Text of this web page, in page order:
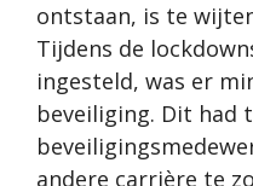
ontstaan, is te
Tijdens de
ingesteld, was er
beveiliging. Dit had
andere carrière te